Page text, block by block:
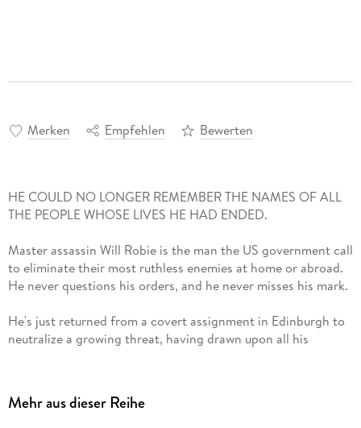
Merken Empfehlen Bewerten
HE COULD NO LONGER REMEMBER THE NAMES OF ALL
THE PEOPLE WHOSE LIVES HE HAD ENDED.
Master assassin Will Robie is the man the US government call
to eliminate their most ruthless enemies at home or abroad.
He never questions his orders, and he never misses his mark.
He's just returned from a covert assignment in Edinburgh to
neutralize a growing threat, having drawn upon all his
Mehr aus dieser Reihe